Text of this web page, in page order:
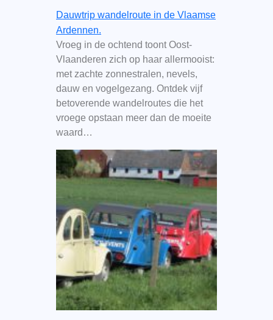
Dauwtrip wandelroute in de Vlaamse
Ardennen.
Vroeg in de ochtend toont Oost-
Vlaanderen zich op haar allermooist:
met zachte zonnestralen, nevels,
dauw en vogelgezang. Ontdek vijf
betoverende wandelroutes die het
vroege opstaan meer dan de moeite
waard…